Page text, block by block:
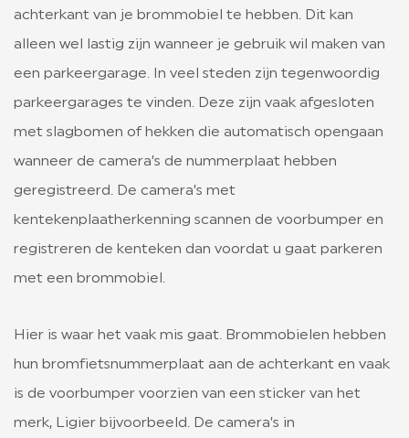
achterkant van je brommobiel te hebben. Dit kan
alleen wel lastig zijn wanneer je gebruik wil maken van
een parkeergarage. In veel steden zijn tegenwoordig
parkeergarages te vinden. Deze zijn vaak afgesloten
met slagbomen of hekken die automatisch opengaan
wanneer de camera’s de nummerplaat hebben
geregistreerd. De camera’s met
kentekenplaatherkenning scannen de voorbumper en
registreren de kenteken dan voordat u gaat parkeren
met een brommobiel.
Hier is waar het vaak mis gaat. Brommobielen hebben
hun bromfietsnummerplaat aan de achterkant en vaak
is de voorbumper voorzien van een sticker van het
merk, Ligier bijvoorbeeld. De camera’s in